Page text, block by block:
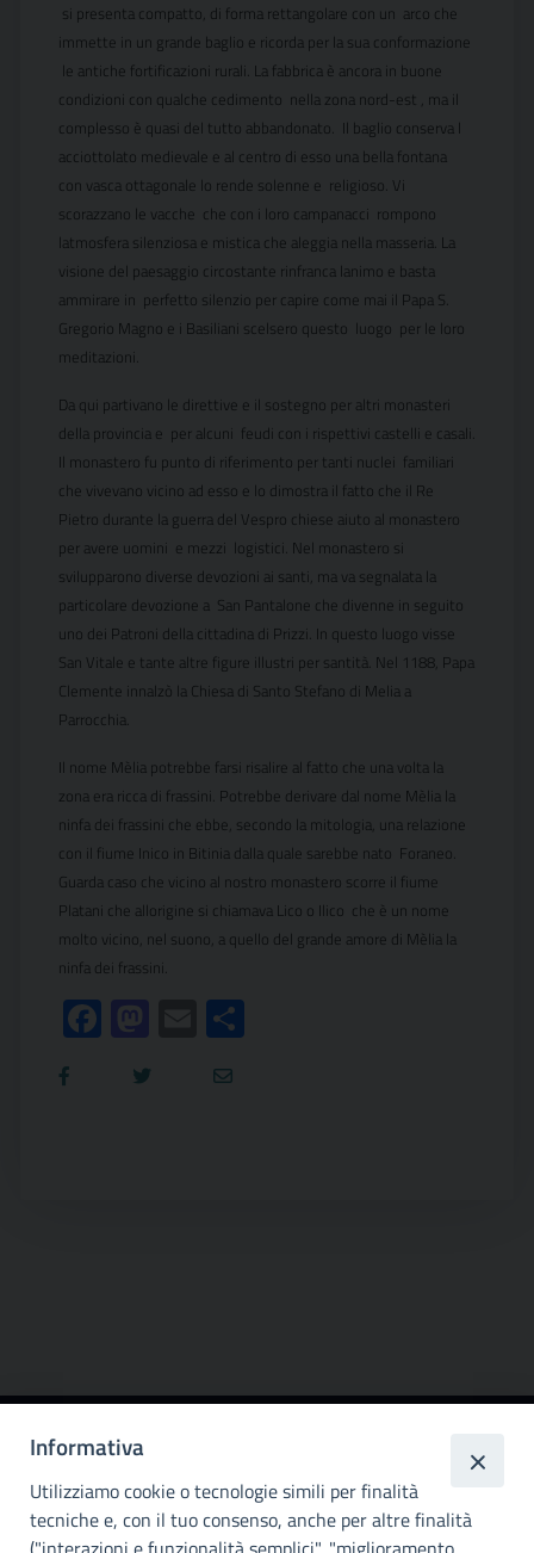
si presenta compatto, di forma rettangolare con un arco che
immette in un grande baglio e ricorda per la sua conformazione
le antiche fortificazioni rurali. La fabbrica è ancora in buone
condizioni con qualche cedimento nella zona nord-est , ma il
complesso è quasi del tutto abbandonato. Il baglio conserva l
acciottolato medievale e al centro di esso una bella fontana
con vasca ottagonale lo rende solenne e religioso. Vi
scorazzano le vacche che con i loro campanacci rompono
latmosfera silenziosa e mistica che aleggia nella masseria. La
visione del paesaggio circostante rinfranca lanimo e basta
ammirare in perfetto silenzio per capire come mai il Papa S.
Gregorio Magno e i Basiliani scelsero questo luogo per le loro
meditazioni.
Da qui partivano le direttive e il sostegno per altri monasteri
della provincia e per alcuni feudi con i rispettivi castelli e casali.
Il monastero fu punto di riferimento per tanti nuclei familiari
che vivevano vicino ad esso e lo dimostra il fatto che il Re
Pietro durante la guerra del Vespro chiese aiuto al monastero
per avere uomini e mezzi logistici. Nel monastero si
svilupparono diverse devozioni ai santi, ma va segnalata la
particolare devozione a San Pantalone che divenne in seguito
uno dei Patroni della cittadina di Prizzi. In questo luogo visse
San Vitale e tante altre figure illustri per santità. Nel 1188, Papa
Clemente innalzò la Chiesa di Santo Stefano di Melia a
Parrocchia.
Il nome Mèlia potrebbe farsi risalire al fatto che una volta la
zona era ricca di frassini. Potrebbe derivare dal nome Mèlia la
ninfa dei frassini che ebbe, secondo la mitologia, una relazione
con il fiume Inico in Bitinia dalla quale sarebbe nato Foraneo.
Guarda caso che vicino al nostro monastero scorre il fiume
Platani che allorigine si chiamava Lico o Ilico che è un nome
molto vicino, nel suono, a quello del grande amore di Mèlia la
ninfa dei frassini.
Facebook
Mastodon
Email
Città
metropolitana di
Palermo
Informativa
Utilizziamo cookie o tecnologie simili per finalità
tecniche e, con il tuo consenso, anche per altre finalità